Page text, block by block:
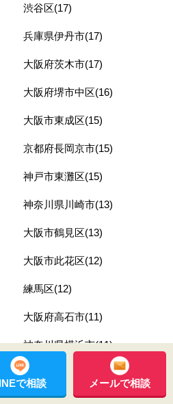
渋谷区(17)
兵庫県伊丹市(17)
大阪府茨木市(17)
大阪府堺市中区(16)
大阪市東成区(15)
京都府長岡京市(15)
神戸市東灘区(15)
神奈川県川崎市(13)
大阪市鶴見区(13)
大阪市此花区(12)
練馬区(12)
大阪府高石市(11)
神奈川県横浜市(11)
兵庫県姫路市(10)
鹿児島市坂之上(10)
で相談 メールで相談